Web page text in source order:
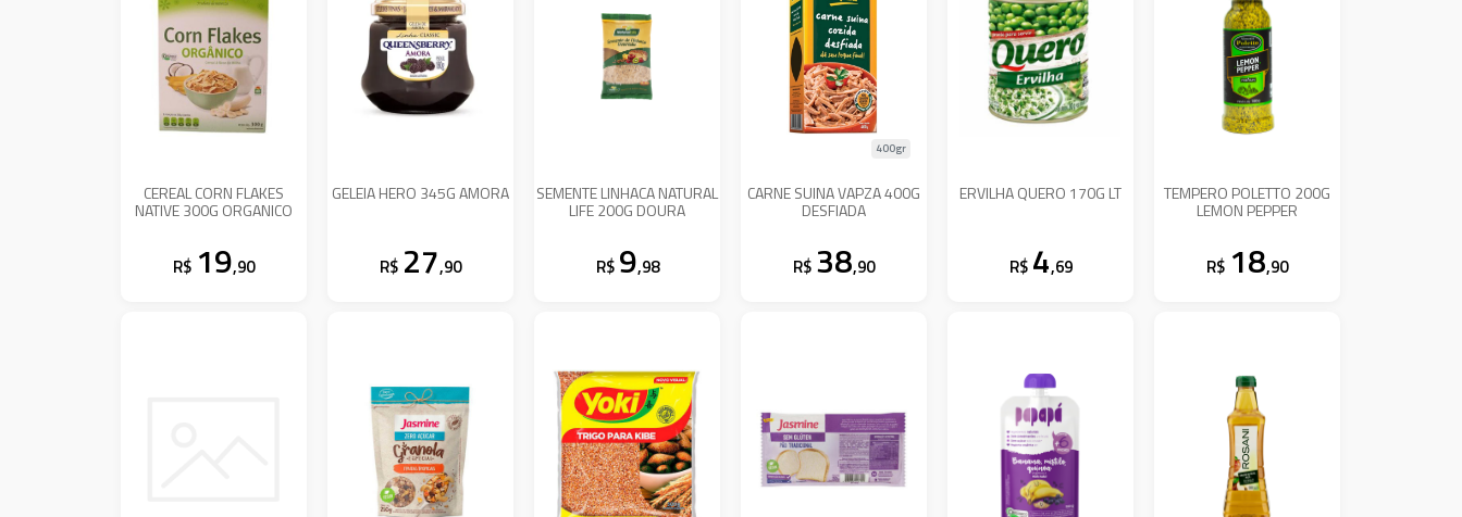
CEREAL CORN FLAKES
NATIVE 300G ORGANICO
R$ 19,90
GELEIA HERO 345G AMORA
R$ 27,90
SEMENTE LINHACA NATURAL
LIFE 200G DOURA
R$ 9,98
CARNE SUINA VAPZA 400G
DESFIADA
400gr
R$ 38,90
ERVILHA QUERO 170G LT
R$ 4,69
TEMPERO POLETTO 200G
LEMON PEPPER
R$ 18,90